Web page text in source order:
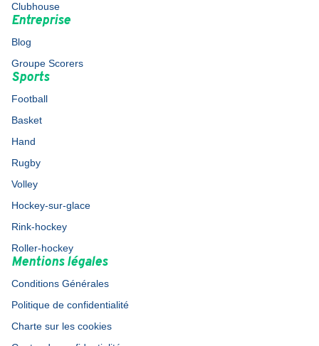
Clubhouse
Entreprise
Blog
Groupe Scorers
Sports
Football
Basket
Hand
Rugby
Volley
Hockey-sur-glace
Rink-hockey
Roller-hockey
Mentions légales
Conditions Générales
Politique de confidentialité
Charte sur les cookies